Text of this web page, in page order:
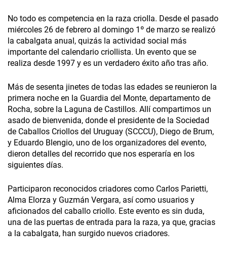
No todo es competencia en la raza criolla. Desde el pasado
miércoles 26 de febrero al domingo 1º de marzo se realizó
la cabalgata anual, quizás la actividad social más
importante del calendario criollista. Un evento que se
realiza desde 1997 y es un verdadero éxito año tras año.
Más de sesenta jinetes de todas las edades se reunieron la
primera noche en la Guardia del Monte, departamento de
Rocha, sobre la Laguna de Castillos. Allí compartimos un
asado de bienvenida, donde el presidente de la Sociedad
de Caballos Criollos del Uruguay (SCCCU), Diego de Brum,
y Eduardo Blengio, uno de los organizadores del evento,
dieron detalles del recorrido que nos esperaría en los
siguientes días.
Participaron reconocidos criadores como Carlos Parietti,
Alma Elorza y Guzmán Vergara, así como usuarios y
aficionados del caballo criollo. Este evento es sin duda,
una de las puertas de entrada para la raza, ya que, gracias
a la cabalgata, han surgido nuevos criadores.